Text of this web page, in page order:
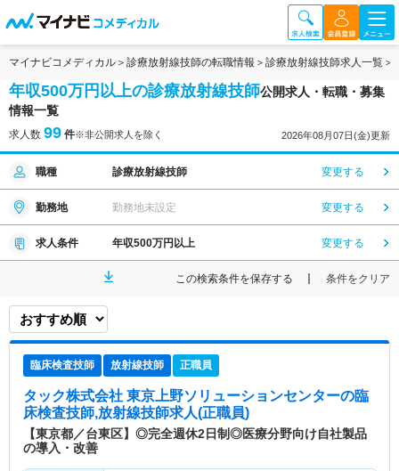
マイナビコメディカル 診療放射線技師の転職情報 診療放射線技師求人一覧
年収500万円以上の診療放射線技師公開求人・転職・募集
情報一覧
求人数 99 件※非公開求人を除く 2026年08月07日(金)更新
職種 診療放射線技師 変更する
勤務地 勤務地未設定 変更する
求人条件 年収500万円以上 変更する
この検索条件を保存する 条件をクリア
臨床検査技師 放射線技師 正職員
タック株式会社 東京上野ソリューションセンターの臨
床検査技師,放射線技師求人(正職員)
【東京都／台東区】◎完全週休2日制◎医療分野向け自社製品
の導入・改善